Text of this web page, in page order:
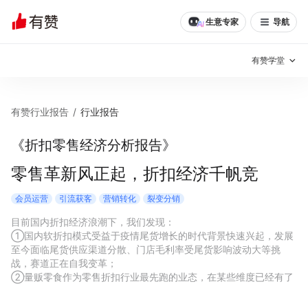
生意专家 导航
有赞学堂
有赞说增长
私域日历 增长方法
有赞说案例拆解 有赞专家说
有赞成功案例 新零售最佳实践
面对面聊增长
有赞春季发布会
有赞行业报告 / 行业报告
《折扣零售经济分析报告》
零售革新风正起，折扣经济千帆竞
会员运营 引流获客 营销转化 裂变分销
目前国内折扣经济浪潮下，我们发现：
①国内软折扣模式受益于疫情尾货增长的时代背景快速兴起，发展
至今面临尾货供应渠道分散、门店毛利率受尾货影响波动大等挑
战，赛道正在自我变革；
②量贩零食作为零售折扣行业最先跑的业态，在某些维度已经有了